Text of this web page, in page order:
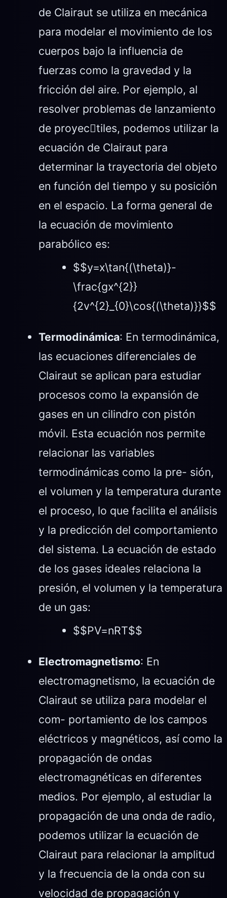
de Clairaut se utiliza en mecánica
para modelar el movimiento de los
cuerpos bajo la influencia de
fuerzas como la gravedad y la
fricción del aire. Por ejemplo, al
resolver problemas de lanzamiento
de proyec￾tiles, podemos utilizar la
ecuación de Clairaut para
determinar la trayectoria del objeto
en función del tiempo y su posición
en el espacio. La forma general de
la ecuación de movimiento
parabólico es:
$$y=x\tan{(\theta)}-
\frac{gx^{2}}
{2v^{2}_{0}\cos{(\theta)}}$$
Termodinámica: En termodinámica,
las ecuaciones diferenciales de
Clairaut se aplican para estudiar
procesos como la expansión de
gases en un cilindro con pistón
móvil. Esta ecuación nos permite
relacionar las variables
termodinámicas como la pre- sión,
el volumen y la temperatura durante
el proceso, lo que facilita el análisis
y la predicción del comportamiento
del sistema. La ecuación de estado
de los gases ideales relaciona la
presión, el volumen y la temperatura
de un gas:
$$PV=nRT$$
Electromagnetismo: En
electromagnetismo, la ecuación de
Clairaut se utiliza para modelar el
com- portamiento de los campos
eléctricos y magnéticos, así como la
propagación de ondas
electromagnéticas en diferentes
medios. Por ejemplo, al estudiar la
propagación de una onda de radio,
podemos utilizar la ecuación de
Clairaut para relacionar la amplitud
y la frecuencia de la onda con su
velocidad de propagación y